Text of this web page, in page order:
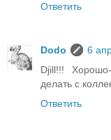
Ответить
Dodo
6
Djill!!!
делать с
Ответить